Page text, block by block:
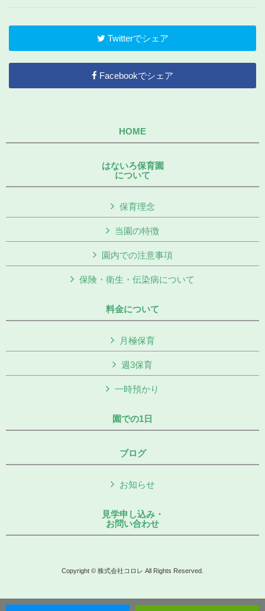
Twitterでシェア
Facebookでシェア
HOME
はないろ保育園
について
保育理念
当園の特徴
園内での注意事項
保険・衛生・伝染病について
料金について
月極保育
週3保育
一時預かり
園での1日
ブログ
お知らせ
見学申し込み・
お問い合わせ
Copyright © 株式会社コロレ All Rights Reserved.